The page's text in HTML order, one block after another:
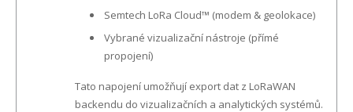
Semtech LoRa Cloud™ (modem & geolokace)
Vybrané vizualizační nástroje (přímé
propojení)
Tato napojení umožňují export dat z LoRaWAN
backendu do vizualizačních a analytických systémů.